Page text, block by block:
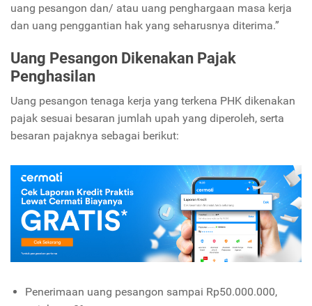
uang pesangon dan/ atau uang penghargaan masa kerja
dan uang penggantian hak yang seharusnya diterima.”
Uang Pesangon Dikenakan Pajak
Penghasilan
Uang pesangon tenaga kerja yang terkena PHK dikenakan
pajak sesuai besaran jumlah upah yang diperoleh, serta
besaran pajaknya sebagai berikut:
Penerimaan uang pesangon sampai Rp50.000.000,